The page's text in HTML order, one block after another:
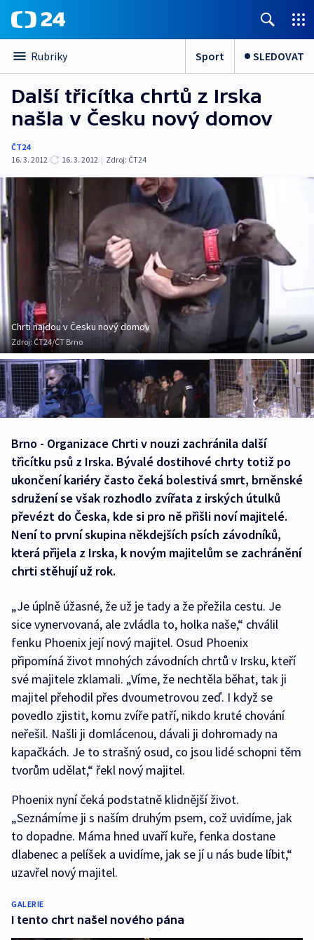
Rubriky Sport SLEDOVAT
Další třicítka chrtů z Irska
našla v Česku nový domov
ČT24
16. 3. 2012
16. 3. 2012 | Zdroj: ČT24
Chrti najdou v Česku nový domov
Zdroj: ČT24/ČT Brno
Brno - Organizace Chrti v nouzi zachránila další
třicítku psů z Irska. Bývalé dostihové chrty totiž po
ukončení kariéry často čeká bolestivá smrt, brněnské
sdružení se však rozhodlo zvířata z irských útulků
převézt do Česka, kde si pro ně přišli noví majitelé.
Není to první skupina někdejších psích závodníků,
která přijela z Irska, k novým majitelům se zachránění
chrti stěhují už rok.
„Je úplně úžasné, že už je tady a že přežila cestu. Je
sice vynervovaná, ale zvládla to, holka naše,“ chválil
fenku Phoenix její nový majitel. Osud Phoenix
připomíná život mnohých závodních chrtů v Irsku, kteří
své majitele zklamali. „Víme, že nechtěla běhat, tak ji
majitel přehodil přes dvoumetrovou zeď. I když se
povedlo zjistit, komu zvíře patří, nikdo kruté chování
neřešil. Našli ji domlácenou, dávali ji dohromady na
kapačkách. Je to strašný osud, co jsou lidé schopni těm
tvorům udělat,“ řekl nový majitel.
Phoenix nyní čeká podstatně klidnější život.
„Seznámíme ji s naším druhým psem, což uvidíme, jak
to dopadne. Máma hned uvaří kuře, fenka dostane
dlabenec a pelíšek a uvidíme, jak se jí u nás bude líbit,“
uzavřel nový majitel.
GALERIE
I tento chrt našel nového pána